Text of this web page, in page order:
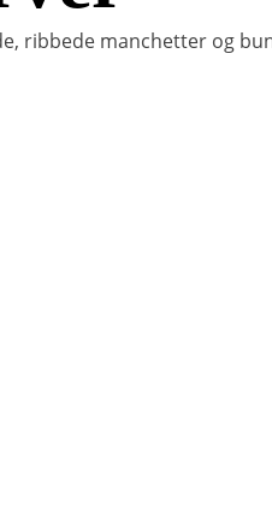
ribbede manchetter og